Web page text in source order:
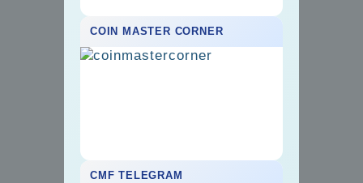
COIN MASTER CORNER
CMF TELEGRAM